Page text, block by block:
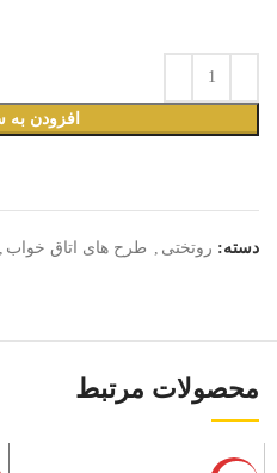
افزودن به
دسته: روتختی , طرح های اتاق خواب ,
محصولات مرتبط